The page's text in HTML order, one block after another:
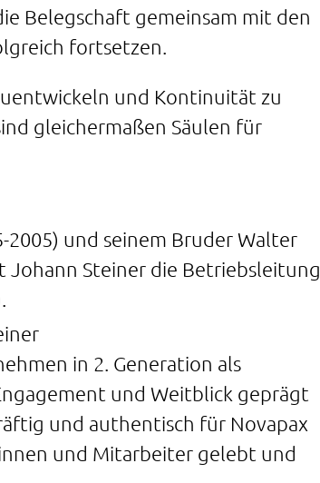
Belegschaft gemeinsam mit den
fortsetzen.
und Kontinuität zu
gleichermaßen Säulen für
2005) und seinem Bruder Walter
Johann Steiner die Betriebsleitung
in 2. Generation als
und Weitblick geprägt
und authentisch für Novapax
und Mitarbeiter gelebt und